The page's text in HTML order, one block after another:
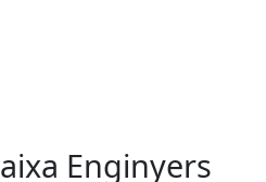
Enginyers